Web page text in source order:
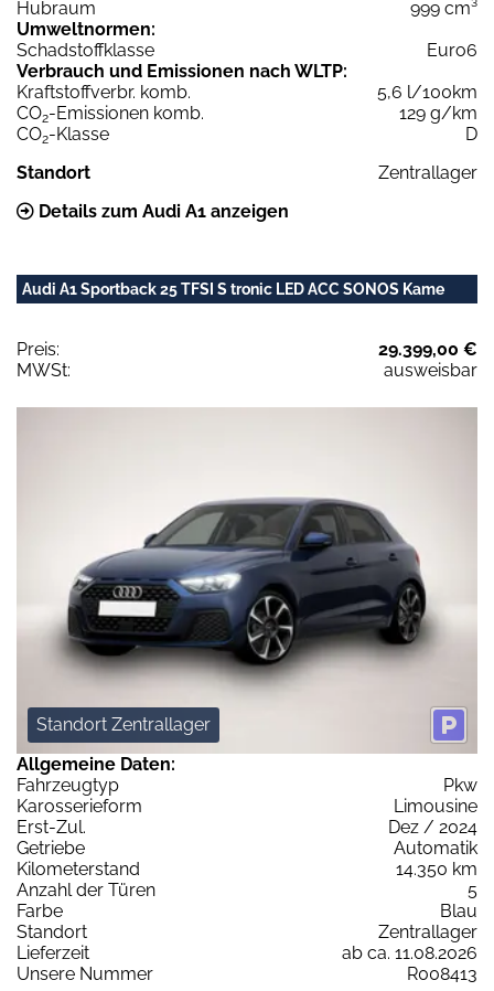
Hubraum
999 cm³
Umweltnormen:
Schadstoffklasse
Euro6
Verbrauch und Emissionen nach WLTP:
Kraftstoffverbr. komb.
5,6 l/100km
CO2-Emissionen komb.
129 g/km
CO2-Klasse
D
Standort
Zentrallager
Details zum Audi A1 anzeigen
Audi A1 Sportback 25 TFSI S tronic LED ACC SONOS Kame
Preis:
29.399,00 €
MWSt:
ausweisbar
Standort Zentrallager
Allgemeine Daten:
Fahrzeugtyp
Pkw
Karosserieform
Limousine
Erst-Zul.
Dez / 2024
Getriebe
Automatik
Kilometerstand
14.350 km
Anzahl der Türen
5
Farbe
Blau
Standort
Zentrallager
Lieferzeit
ab ca. 11.08.2026
Unsere Nummer
R008413